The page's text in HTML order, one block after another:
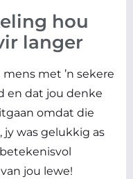
hou
langer
met ’n sekere
en dat jou denke
omdat die
jy was gelukkig as
jou lewe!